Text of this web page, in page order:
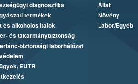
diagnosztika
termékek
és alkoholos italok
és takarmánybiztonság
biztonsági laborhálózat
EUTR
Állat
Növény
Labor/Egyéb